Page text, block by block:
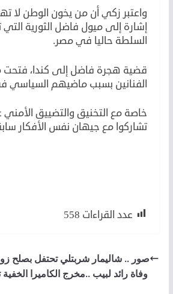
واعتبر زكي أن من يخون الوطن لا
إشارة إلى ميول فاضل الثورية
السلطة حاليا في مصر.
قضية هجرة فاضل إلى كندا،
الفنانين بسبب ماضيهم السياسي
خاصة مع التخنيق والتضييق
تشاركوا مع جيهان نفس الأفكار
عدد القراءات 558
صور .. شاليمار شربتلي تحتفل بصلح
وفاة رائد لبيب ..مخرج الكاميرا